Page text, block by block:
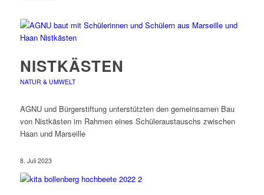
NISTKÄSTEN
NATUR & UMWELT
AGNU und Bürgerstiftung unterstützten den gemeinsamen Bau
von Nistkästen im Rahmen eines Schüleraustauschs zwischen
Haan und Marseille
8. Juli 2023